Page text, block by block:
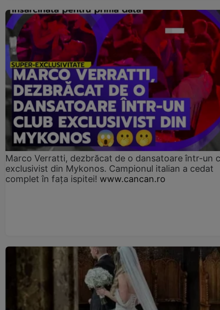
Marco Verratti, dezbrăcat de o dansatoare într-un
exclusivist din Mykonos. Campionul italian a cedat
complet în fața ispitei! www.cancan.ro